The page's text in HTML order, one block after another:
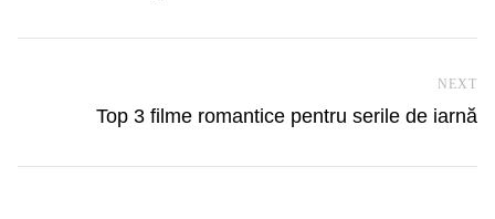
NEXT
Top 3 filme romantice pentru serile de iarnă